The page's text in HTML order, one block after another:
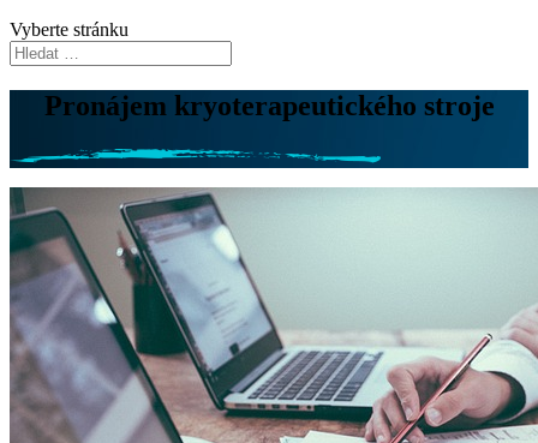
Vyberte stránku
Pronájem kryoterapeutického stroje